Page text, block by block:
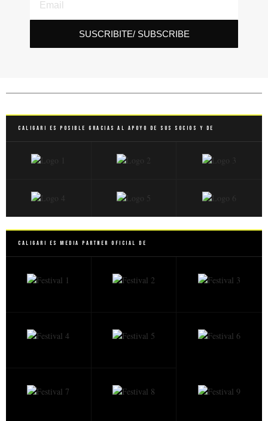
SUSCRIBITE/ SUBSCRIBE
Caligari es posible gracias al apoyo de sus socios y de
Caligari es Media Partner Oficial de